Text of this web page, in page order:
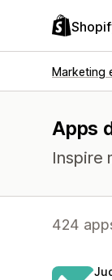
Marketing
Apps
Inspire
424